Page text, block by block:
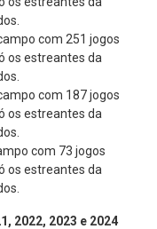
com 251 jogos
os estreantes da
com 187 jogos
os estreantes da
com 73 jogos
os estreantes da
2022, 2023 e 2024